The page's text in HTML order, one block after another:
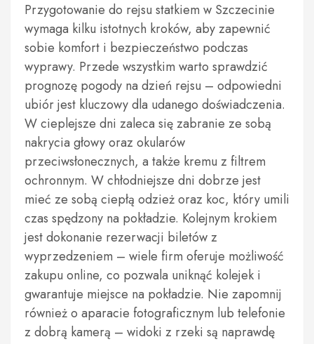
Przygotowanie do rejsu statkiem w Szczecinie
wymaga kilku istotnych kroków, aby zapewnić
sobie komfort i bezpieczeństwo podczas
wyprawy. Przede wszystkim warto sprawdzić
prognozę pogody na dzień rejsu – odpowiedni
ubiór jest kluczowy dla udanego doświadczenia.
W cieplejsze dni zaleca się zabranie ze sobą
nakrycia głowy oraz okularów
przeciwsłonecznych, a także kremu z filtrem
ochronnym. W chłodniejsze dni dobrze jest
mieć ze sobą ciepłą odzież oraz koc, który umili
czas spędzony na pokładzie. Kolejnym krokiem
jest dokonanie rezerwacji biletów z
wyprzedzeniem – wiele firm oferuje możliwość
zakupu online, co pozwala uniknąć kolejek i
gwarantuje miejsce na pokładzie. Nie zapomnij
również o aparacie fotograficznym lub telefonie
z dobrą kamerą – widoki z rzeki są naprawdę